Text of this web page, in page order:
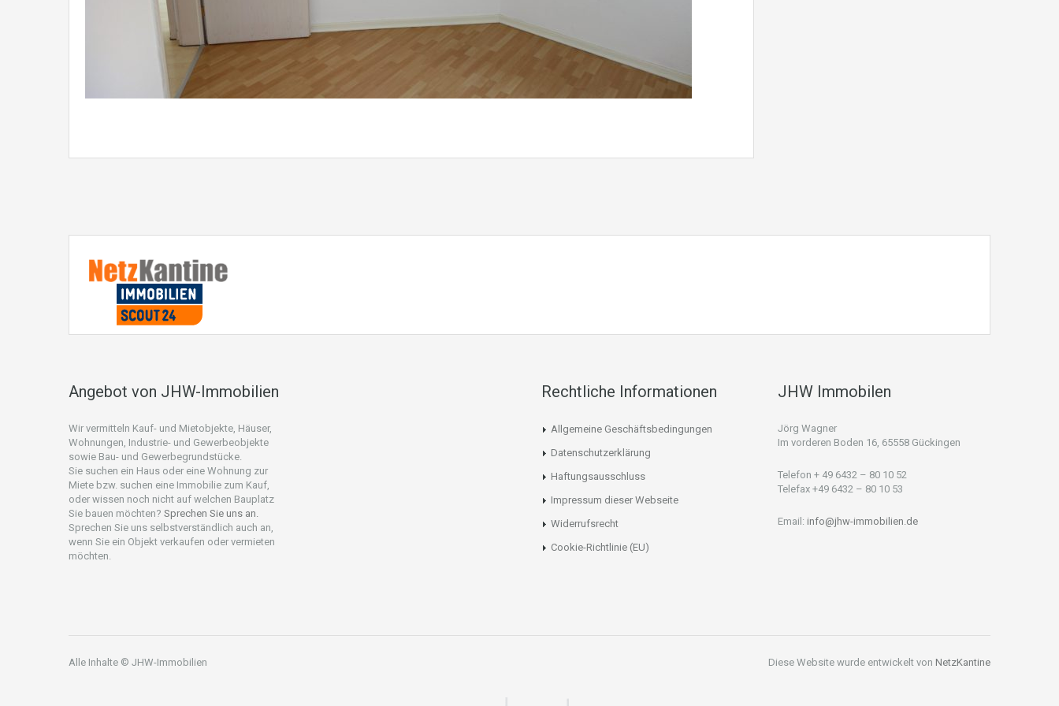
Angebot von JHW-Immobilien
Wir vermitteln Kauf- und Mietobjekte, Häuser,
Wohnungen, Industrie- und Gewerbeobjekte
sowie Bau- und Gewerbegrundstücke.
Sie suchen ein Haus oder eine Wohnung zur
Miete bzw. suchen eine Immobilie zum Kauf,
oder wissen noch nicht auf welchen Bauplatz
Sie bauen möchten? Sprechen Sie uns an.
Sprechen Sie uns selbstverständlich auch an,
wenn Sie ein Objekt verkaufen oder vermieten
möchten.
Rechtliche Informationen
Allgemeine Geschäftsbedingungen
Datenschutzerklärung
Haftungsausschluss
Impressum dieser Webseite
Widerrufsrecht
Cookie-Richtlinie (EU)
JHW Immobilen
Jörg Wagner
Im vorderen Boden 16, 65558 Gückingen
Telefon + 49 6432 – 80 10 52
Telefax +49 6432 – 80 10 53
Email: info@jhw-immobilien.de
Alle Inhalte © JHW-Immobilien Diese Website wurde entwickelt von NetzKantine